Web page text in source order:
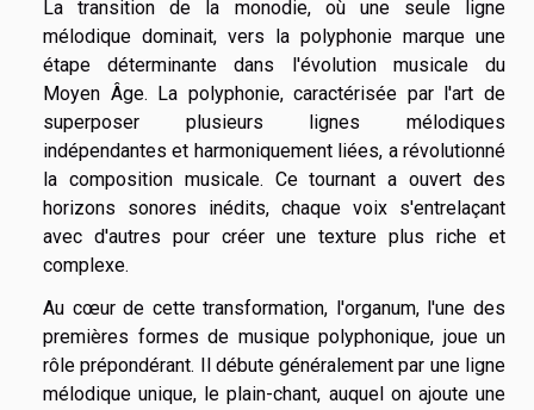
La transition de la monodie, où une seule ligne
mélodique dominait, vers la polyphonie marque une
étape déterminante dans l'évolution musicale du
Moyen Âge. La polyphonie, caractérisée par l'art de
superposer plusieurs lignes mélodiques
indépendantes et harmoniquement liées, a révolutionné
la composition musicale. Ce tournant a ouvert des
horizons sonores inédits, chaque voix s'entrelaçant
avec d'autres pour créer une texture plus riche et
complexe.
Au cœur de cette transformation, l'organum, l'une des
premières formes de musique polyphonique, joue un
rôle prépondérant. Il débute généralement par une ligne
mélodique unique, le plain-chant, auquel on ajoute une